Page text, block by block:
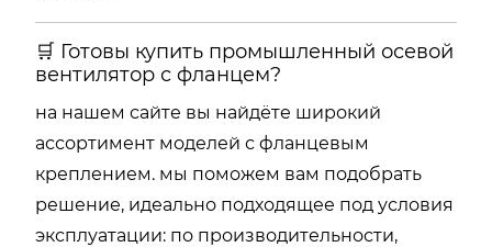
🛒 Готовы купить промышленный осевой
вентилятор с фланцем?
на нашем сайте вы найдёте широкий
ассортимент моделей с фланцевым
креплением. мы поможем вам подобрать
решение, идеально подходящее под условия
эксплуатации: по производительности,